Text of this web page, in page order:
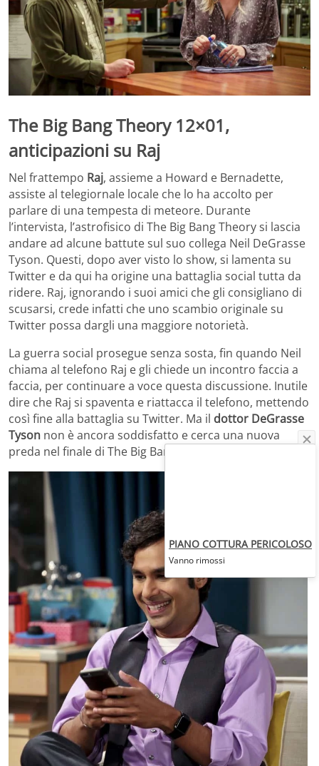
The Big Bang Theory 12×01,
anticipazioni su Raj
Nel frattempo Raj, assieme a Howard e Bernadette,
assiste al telegiornale locale che lo ha accolto per
parlare di una tempesta di meteore. Durante
l’intervista, l’astrofisico di The Big Bang Theory si lascia
andare ad alcune battute sul suo collega Neil DeGrasse
Tyson. Questi, dopo aver visto lo show, si lamenta su
Twitter e da qui ha origine una battaglia social tutta da
ridere. Raj, ignorando i suoi amici che gli consigliano di
scusarsi, crede infatti che uno scambio originale su
Twitter possa dargli una maggiore notorietà.
La guerra social prosegue senza sosta, fin quando Neil
chiama al telefono Raj e gli chiede un incontro faccia a
faccia, per continuare a voce questa discussione. Inutile
dire che Raj si spaventa e riattacca il telefono, mettendo
così fine alla battaglia su Twitter. Ma il dottor DeGrasse
Tyson non è ancora soddisfatto e cerca una nuova
preda nel finale di The Big Bang Theory.
PIANO COTTURA PERICOLOSO
Vanno rimossi